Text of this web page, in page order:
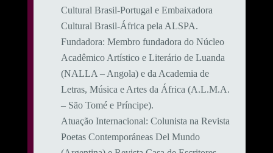
Cultural Brasil-Portugal e Embaixadora
Cultural Brasil-África pela ALSPA.
​Fundadora: Membro fundadora do Núcleo
Acadêmico Artístico e Literário de Luanda
(NALLA – Angola) e da Academia de
Letras, Música e Artes da África (A.L.M.A.
– São Tomé e Príncipe).
​Atuação Internacional: Colunista na Revista
Poetas Contemporáneas Del Mundo